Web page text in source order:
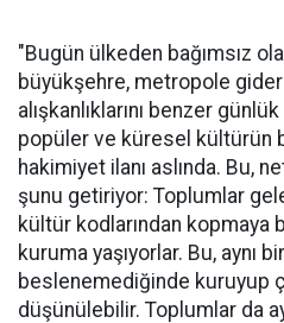
"Bugün ülkeden bağımsız
büyükşehre, metropole
alışkanlıklarını benzer
popüler ve küresel kültürün
hakimiyet ilanı aslında. Bu,
şunu getiriyor: Toplumlar
kültür kodlarından kopmaya
kuruma yaşıyorlar. Bu, aynı
beslenemediğinde kuruyup
düşünülebilir. Toplumlar da